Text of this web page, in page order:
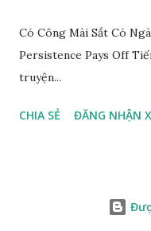
Có Công Mài Sắt Có
Persistence Pays Off
truyện...
CHIA SẺ ĐĂNG NHẬN